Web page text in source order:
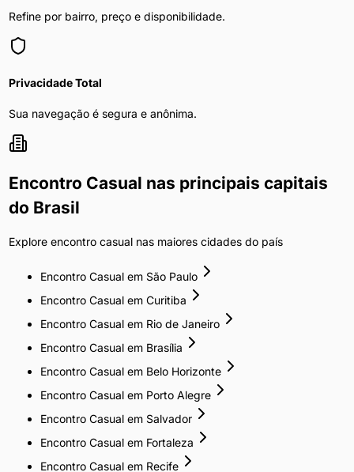
Refine por bairro, preço e disponibilidade.
Privacidade Total
Sua navegação é segura e anônima.
Encontro Casual nas principais capitais
do Brasil
Explore encontro casualnas maiores cidades do país
Encontro Casualem São Paulo
Encontro Casualem Curitiba
Encontro Casualem Rio de Janeiro
Encontro Casualem Brasília
Encontro Casualem Belo Horizonte
Encontro Casualem Porto Alegre
Encontro Casualem Salvador
Encontro Casualem Fortaleza
Encontro Casualem Recife